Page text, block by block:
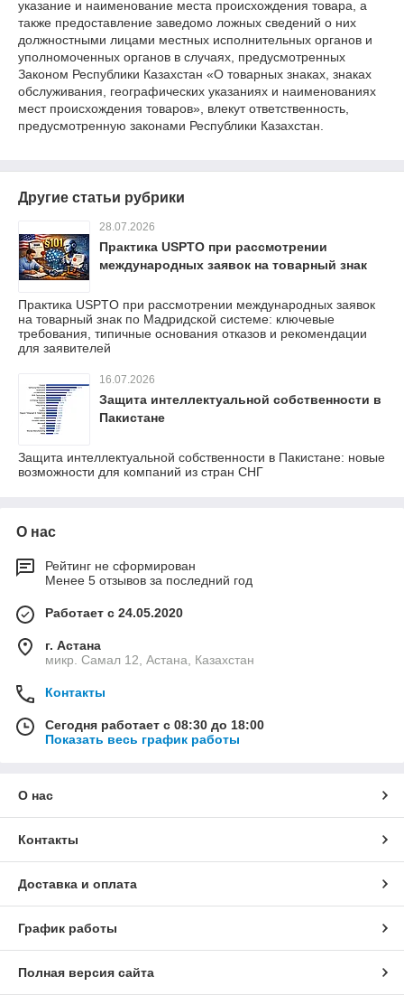
указание и наименование места происхождения товара, а
также предоставление заведомо ложных сведений о них
должностными лицами местных исполнительных органов и
уполномоченных органов в случаях, предусмотренных
Законом Республики Казахстан «О товарных знаках, знаках
обслуживания, географических указаниях и наименованиях
мест происхождения товаров», влекут ответственность,
предусмотренную законами Республики Казахстан.
Другие статьи рубрики
28.07.2026
Практика USPTO при рассмотрении
международных заявок на товарный знак
Практика USPTO при рассмотрении международных заявок
на товарный знак по Мадридской системе: ключевые
требования, типичные основания отказов и рекомендации
для заявителей
16.07.2026
Защита интеллектуальной собственности в
Пакистане
Защита интеллектуальной собственности в Пакистане: новые
возможности для компаний из стран СНГ
О нас
Рейтинг не сформирован
Менее 5 отзывов за последний год
Работает с 24.05.2020
г. Астана
микр. Самал 12, Астана, Казахстан
Контакты
Сегодня работает с 08:30 до 18:00
Показать весь график работы
О нас
Контакты
Доставка и оплата
График работы
Полная версия сайта